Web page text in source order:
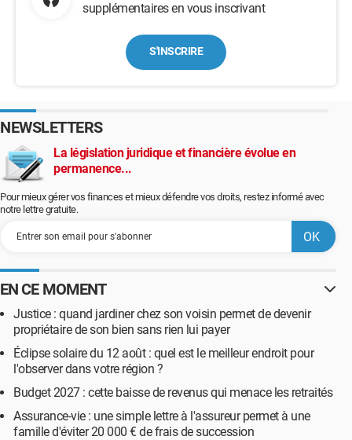
supplémentaires en vous inscrivant
S'INSCRIRE
NEWSLETTERS
La législation juridique et financière évolue en
permanence...
Pour mieux gérer vos finances et mieux défendre vos droits, restez informé avec
notre lettre gratuite.
EN CE MOMENT
Justice : quand jardiner chez son voisin permet de devenir
propriétaire de son bien sans rien lui payer
Éclipse solaire du 12 août : quel est le meilleur endroit pour
l'observer dans votre région ?
Budget 2027 : cette baisse de revenus qui menace les retraités
Assurance-vie : une simple lettre à l'assureur permet à une
famille d'éviter 20 000 € de frais de succession